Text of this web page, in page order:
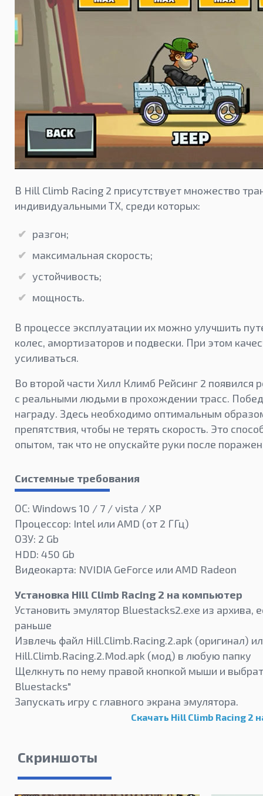
В Hill Climb Racing 2 присутствует множество
индивидуальными ТХ, среди которых:
разгон;
максимальная скорость;
устойчивость;
мощность.
В процессе эксплуатации их можно улучшить
колес, амортизаторов и подвески. При этом
усиливаться.
Во второй части Хилл Климб Рейсинг 2 появился
с реальными людьми в прохождении трасс.
награду. Здесь необходимо оптимальным
препятствия, чтобы не терять скорость. Это
опытом, так что не опускайте руки после
Системные требования
ОС: Windows 10 / 7 / vista / XP
Процессор: Intel или AMD (от 2 ГГц)
ОЗУ: 2 Gb
HDD: 450 Gb
Видеокарта: NVIDIA GeForce или AMD Radeon
Установка Hill Climb Racing 2 на компьютер
Установить эмулятор Bluestacks2.exe из архива,
раньше
Извлечь файл Hill.Climb.Racing.2.apk (оригинал)
Hill.Climb.Racing.2.Mod.apk (мод) в любую папку
Щелкнуть по нему правой кнопкой мыши и
Bluestacks"
Запускать игру с главного экрана эмулятора.
Скачать Hill Climb Racing 2
Скриншоты